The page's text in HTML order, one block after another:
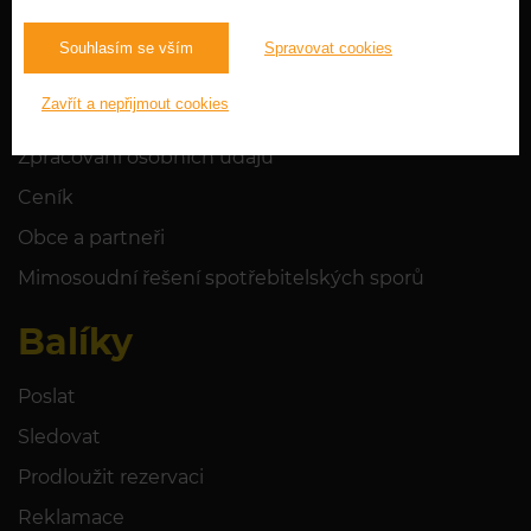
Souhlasím se vším Spravovat cookies
Zavřít a nepřijmout cookies
Často kladené dotazy
Penguin Mini
Provozní řád, podmínky
Zpracování osobních údajů
Ceník
Obce a partneři
Mimosoudní řešení spotřebitelských sporů
Balíky
Poslat
Sledovat
Prodloužit rezervaci
Reklamace
Zjistit víc